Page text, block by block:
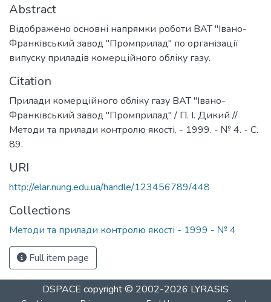
Abstract
Відображено основні напрямки роботи ВАТ "Івано-
Франківський завод "Промприлад" по організації
випуску приладів комерційного обліку газу.
Citation
Прилади комерційного обліку газу ВАТ "Івано-
Франківський завод "Промприлад" / П. І. Дикий //
Методи та прилади контролю якості. - 1999. - № 4. - С.
89.
URI
http://elar.nung.edu.ua/handle/123456789/448
Collections
Методи та прилади контролю якості - 1999 - № 4
Full item page
DSPACE copyright © 2002-2026 LYRASIS